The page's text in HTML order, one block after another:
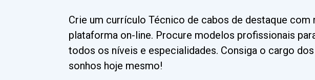
Crie um currículo Técnico de cabos de destaque com
plataforma on-line. Procure modelos profissionais
todos os níveis e especialidades. Consiga o cargo
sonhos hoje mesmo!